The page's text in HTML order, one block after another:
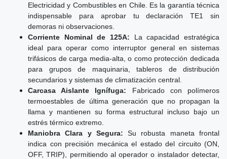
Electricidad y Combustibles en Chile. Es la garantía técnica
indispensable para aprobar tu declaración TE1 sin
demoras ni observaciones.
Corriente Nominal de 125A: La capacidad estratégica
ideal para operar como interruptor general en sistemas
trifásicos de carga media-alta, o como protección dedicada
para grupos de maquinaria, tableros de distribución
secundarios y sistemas de climatización central.
Carcasa Aislante Ignífuga: Fabricado con polímeros
termoestables de última generación que no propagan la
llama y mantienen su forma estructural incluso bajo un
estrés térmico extremo.
Maniobra Clara y Segura: Su robusta maneta frontal
indica con precisión mecánica el estado del circuito (ON,
OFF, TRIP), permitiendo al operador o instalador detectar,